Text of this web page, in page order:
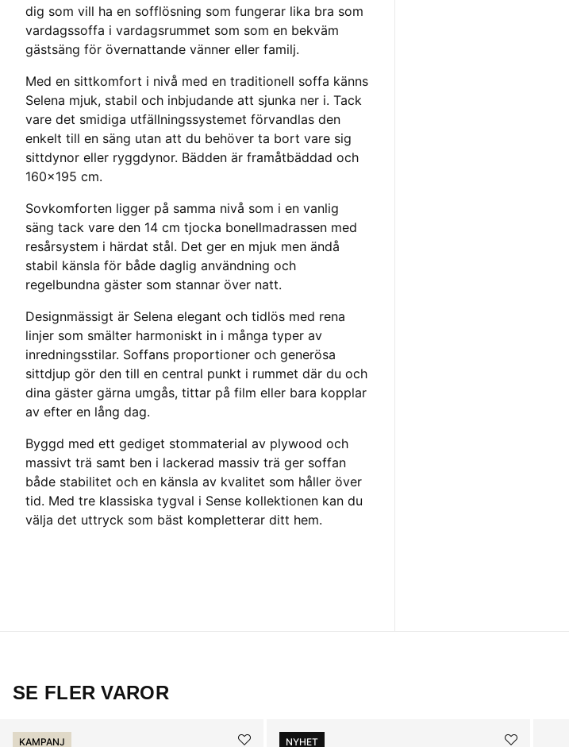
dig som vill ha en sofflösning som fungerar lika bra som
vardagssoffa i vardagsrummet som som en bekväm
gästsäng för övernattande vänner eller familj.
Med en sittkomfort i nivå med en traditionell soffa känns
Selena mjuk, stabil och inbjudande att sjunka ner i. Tack
vare det smidiga utfällningssystemet förvandlas den
enkelt till en säng utan att du behöver ta bort vare sig
sittdynor eller ryggdynor. Bädden är framåtbäddad och
160x195 cm.
Sovkomforten ligger på samma nivå som i en vanlig
säng tack vare den 14 cm tjocka bonellmadrassen med
resårsystem i härdat stål. Det ger en mjuk men ändå
stabil känsla för både daglig användning och
regelbundna gäster som stannar över natt.
Designmässigt är Selena elegant och tidlös med rena
linjer som smälter harmoniskt in i många typer av
inredningsstilar. Soffans proportioner och generösa
sittdjup gör den till en central punkt i rummet där du och
dina gäster gärna umgås, tittar på film eller bara kopplar
av efter en lång dag.
Byggd med ett gediget stommaterial av plywood och
massivt trä samt ben i lackerad massiv trä ger soffan
både stabilitet och en känsla av kvalitet som håller över
tid. Med tre klassiska tygval i Sense kollektionen kan du
välja det uttryck som bäst kompletterar ditt hem.
SE FLER VAROR
KAMPANJ NYHET